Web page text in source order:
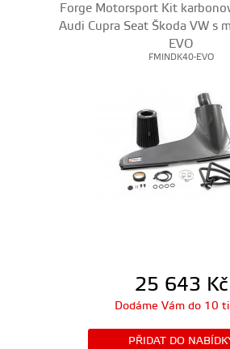
Forge Motorsport Kit
Audi Cupra Seat Škoda VW s
EVO
FMINDK40-EVO
25 643 Kč
Dodáme Vám do 10
PŘIDAT DO